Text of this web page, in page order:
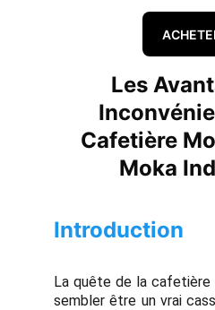
Les
Cafetière
Moka
Introduction
La quête de la
sembler être un vrai